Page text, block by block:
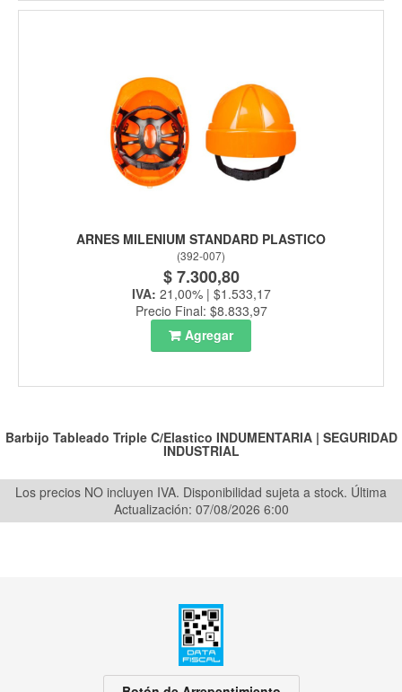
ARNES MILENIUM STANDARD PLASTICO
(392-007)
$ 7.300,80
IVA: 21,00% | $1.533,17
Precio Final: $8.833,97
Agregar
Barbijo Tableado Triple C/Elastico INDUMENTARIA| SEGURIDAD
INDUSTRIAL
Los precios NO incluyen IVA. Disponibilidad sujeta a stock. Última
Actualización: 07/08/2026 6:00